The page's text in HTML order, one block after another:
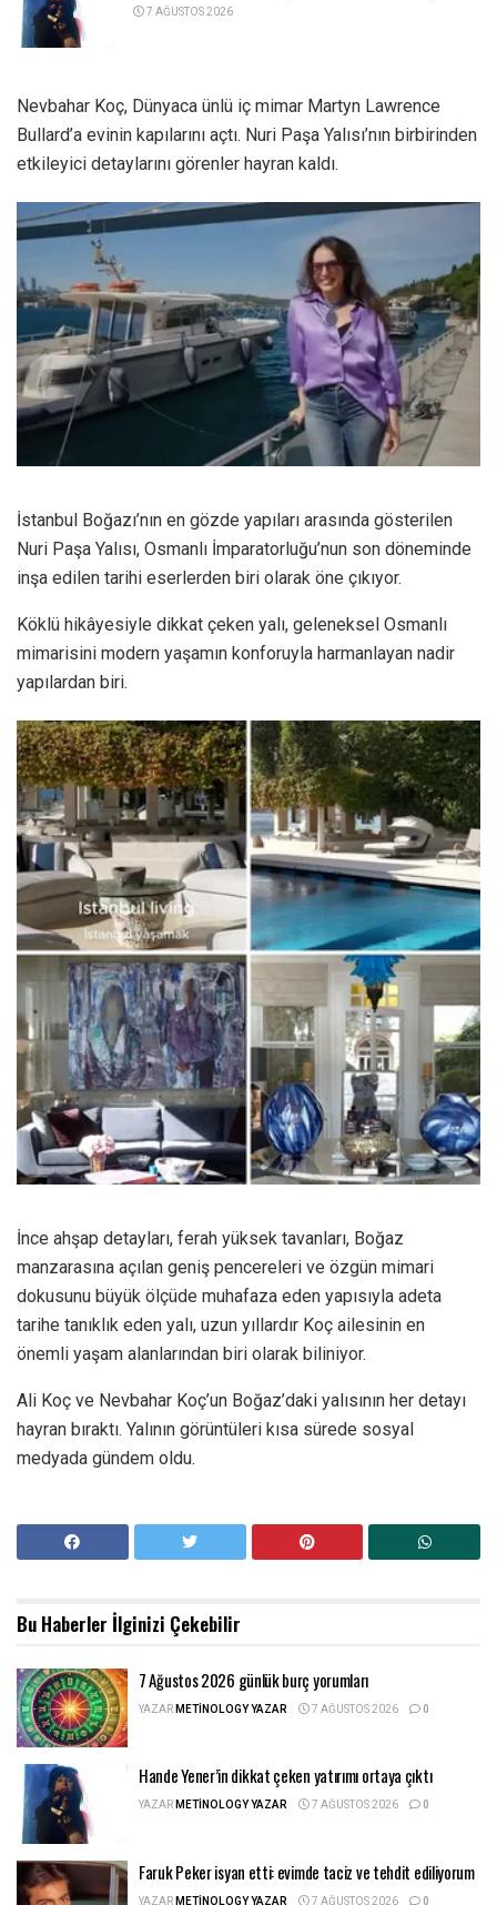
7 AĞUSTOS 2026
Nevbahar Koç, Dünyaca ünlü iç mimar Martyn Lawrence
Bullard’a evinin kapılarını açtı. Nuri Paşa Yalısı’nın birbirinden
etkileyici detaylarını görenler hayran kaldı.
İstanbul Boğazı’nın en gözde yapıları arasında gösterilen
Nuri Paşa Yalısı, Osmanlı İmparatorluğu’nun son döneminde
inşa edilen tarihi eserlerden biri olarak öne çıkıyor.
Köklü hikâyesiyle dikkat çeken yalı, geleneksel Osmanlı
mimarisini modern yaşamın konforuyla harmanlayan nadir
yapılardan biri.
İnce ahşap detayları, ferah yüksek tavanları, Boğaz
manzarasına açılan geniş pencereleri ve özgün mimari
dokusunu büyük ölçüde muhafaza eden yapısıyla adeta
tarihe tanıklık eden yalı, uzun yıllardır Koç ailesinin en
önemli yaşam alanlarından biri olarak biliniyor.
Ali Koç ve Nevbahar Koç’un Boğaz’daki yalısının her detayı
hayran bıraktı. Yalının görüntüleri kısa sürede sosyal
medyada gündem oldu.
Bu Haberler İlginizi Çekebilir
7 Ağustos 2026 günlük burç yorumları
YAZARMETINOLOGY YAZAR 7 AĞUSTOS 2026 0
Hande Yener’in dikkat çeken yatırımı ortaya çıktı
YAZARMETINOLOGY YAZAR 7 AĞUSTOS 2026 0
Faruk Peker isyan etti: evimde taciz ve tehdit ediliyorum
YAZAR METINOLOGY YAZAR 7 AĞUSTOS 2026 0